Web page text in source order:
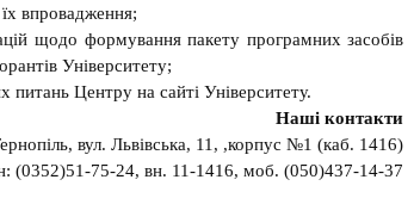
впровадження;
щодо формування пакету програмних засобів
Університету;
питань Центру на сайті Університету.
Наші контакти
вул. Львівська, 11, ,корпус №1 (каб. 1416)
(0352)51-75-24, вн. 11-1416, моб. (050)437-14-37